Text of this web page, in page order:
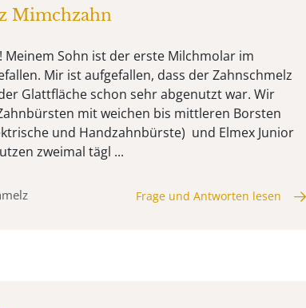
Mimchzahn
Meinem Sohn ist der erste Milchmolar im
Mir ist aufgefallen, dass der Zahnschmelz
Glattfläche schon sehr abgenutzt war. Wir
mit weichen bis mittleren Borsten
und Handzahnbürste) und Elmex Junior
zweimal tägl ...
Frage und Antworten lesen